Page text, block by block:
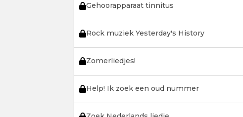
Gehoorapparaat tinnitus
Rock muziek Yesterday's History
Zomerliedjes!
Help! Ik zoek een oud nummer